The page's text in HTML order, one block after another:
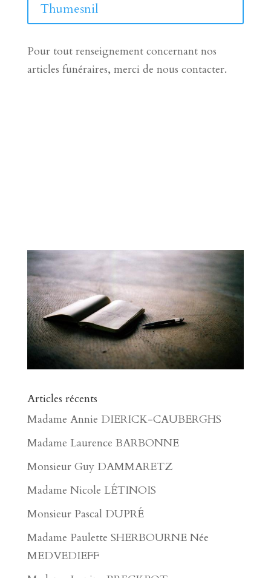
Thumesnil
Pour tout renseignement concernant nos
articles funéraires, merci de nous contacter.
Articles récents
Madame Annie DIERICK-CAUBERGHS
Madame Laurence BARBONNE
Monsieur Guy DAMMARETZ
Madame Nicole LÉTINOIS
Monsieur Pascal DUPRÉ
Madame Paulette SHERBOURNE Née
MEDVEDIEFF